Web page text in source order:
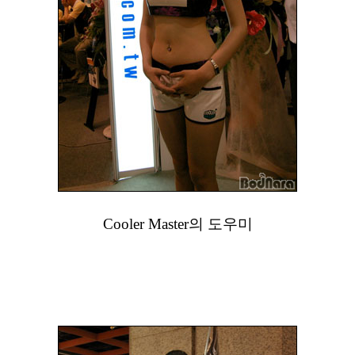
Cooler Master의 도우미